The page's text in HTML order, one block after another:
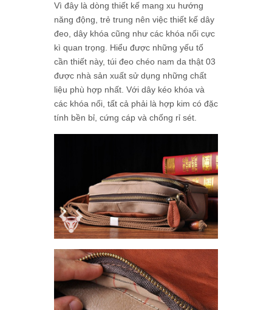
Vì đây là dòng thiết kế mang xu hướng
năng động, trẻ trung nên việc thiết kế dây
đeo, dây khóa cũng như các khóa nối cực
kì quan trọng. Hiểu được những yếu tố
cần thiết này, túi đeo chéo nam da thật 03
được nhà sản xuất sử dụng những chất
liệu phù hợp nhất. Với dây kéo khóa và
các khóa nối, tất cả phải là hợp kim có đặc
tính bền bỉ, cứng cáp và chống rỉ sét.